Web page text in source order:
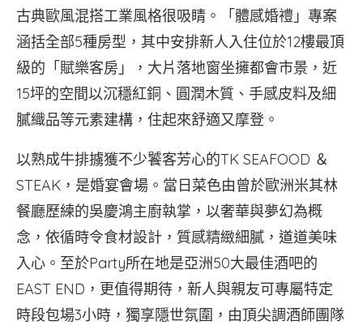
古典歐風混搭工業風格很吸睛。「體感婚禮」專案
涵括全部5種房型，其中安排新人入住位於12樓最頂
級的「賦樂客房」，大片落地窗坐擁都會市景，近
15坪的空間以沉穩紅銅、圓潤木質、手感皮料及細
膩織品等元素建構，住起來舒適又摩登。
以熟成牛排擄獲不少饕客芳心的TK SEAFOOD ＆
STEAK，是婚宴會場。當日菜色由曾於歐洲米其林
餐廳歷練的吳慶鴻主廚執掌，以奢華與夢幻為概
念，依循時令食材設計，質感精緻細膩，道道美味
入心。至於Party所在地是亞洲50大最佳酒吧的
EAST END，更值得期待，新人與親友可專屬特定
時段包場3小時，獨享隱世氛圍，由頂尖調酒師團隊